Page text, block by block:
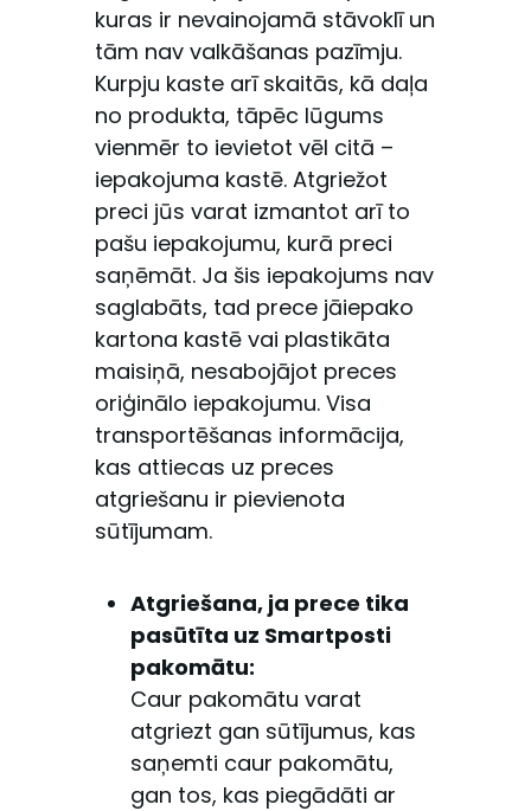
kuras ir nevainojamā stāvoklī un
tām nav valkāšanas pazīmju.
Kurpju kaste arī skaitās, kā daļa
no produkta, tāpēc lūgums
vienmēr to ievietot vēl citā –
iepakojuma kastē. Atgriežot
preci jūs varat izmantot arī to
pašu iepakojumu, kurā preci
saņēmāt. Ja šis iepakojums nav
saglabāts, tad prece jāiepako
kartona kastē vai plastikāta
maisiņā, nesabojājot preces
oriģinālo iepakojumu. Visa
transportēšanas informācija,
kas attiecas uz preces
atgriešanu ir pievienota
sūtījumam.
Atgriešana, ja prece tika
pasūtīta uz Smartposti
pakomātu:
Caur pakomātu varat
atgriezt gan sūtījumus, kas
saņemti caur pakomātu,
gan tos, kas piegādāti ar